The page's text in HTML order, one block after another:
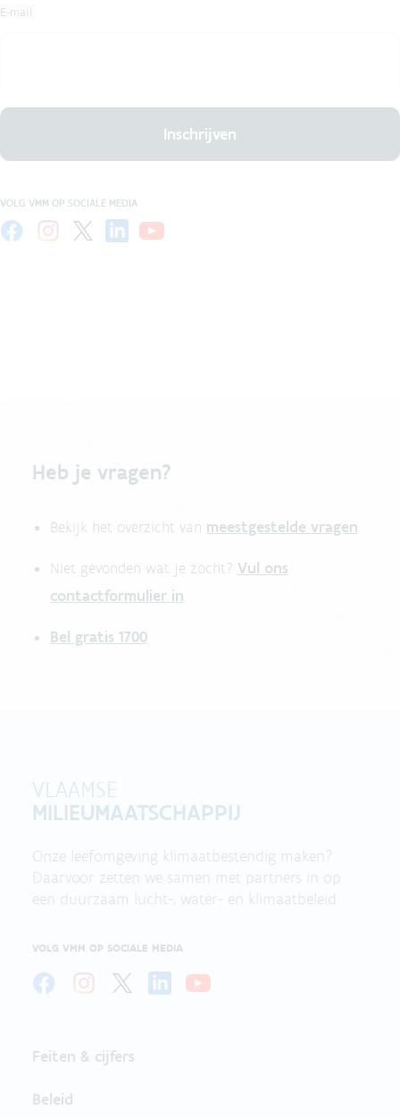
E-mail
Inschrijven
VOLG VMM OP SOCIALE MEDIA
Heb je vragen?
Bekijk het overzicht van meestgestelde vragen.
Niet gevonden wat je zocht? Vul ons
contactformulier in.
Bel gratis 1700
VLAAMSE
MILIEUMAATSCHAPPIJ
Onze leefomgeving klimaatbestendig maken?
Daarvoor zetten we samen met partners in op
een duurzaam lucht-, water- en klimaatbeleid.
VOLG VMM OP SOCIALE MEDIA
Feiten & cijfers
Beleid